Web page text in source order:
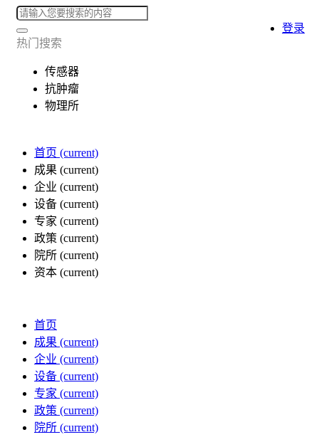
热门搜索
传感器
抗肿瘤
物理所
首页 (current)
成果 (current)
企业 (current)
设备 (current)
专家 (current)
政策 (current)
院所 (current)
资本 (current)
登录
首页
成果 (current)
企业 (current)
设备 (current)
专家 (current)
政策 (current)
院所 (current)